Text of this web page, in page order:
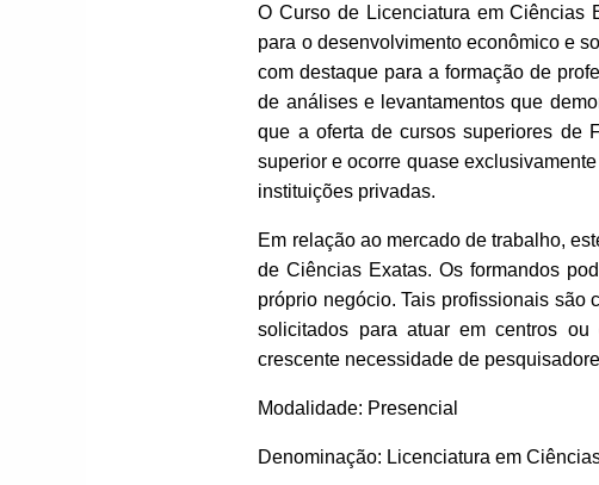
O Curso de Licenciatura em Ciências
para o desenvolvimento econômico e
com destaque para a formação de
de análises e levantamentos que
que a oferta de cursos superiores de
superior e ocorre quase
instituições privadas.
Em relação ao mercado de trabalho,
de Ciências Exatas. Os formandos
próprio negócio. Tais profissionais são
solicitados para atuar em centros
crescente necessidade de
Modalidade: Presencial
Denominação: Licenciatura em